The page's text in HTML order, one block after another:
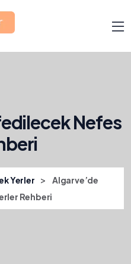
Nefes
Yerler >
Algarve’de
Rehberi